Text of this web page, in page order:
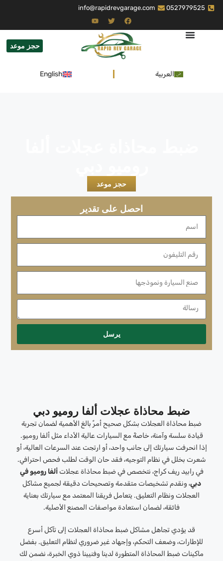
0527979525
info@rapidrevgarage.com
حجز موعد
العربية English
حجز موعد
احصل على تقدير
يرسل
ضبط محاذاة عجلات ألفا روميو دبي
ضبط محاذاة العجلات بشكل صحيح أمرٌ بالغ الأهمية لضمان تجربة
قيادة سلسة وآمنة، خاصةً مع السيارات عالية الأداء مثل ألفا روميو.
إذا انحرفت سيارتك إلى جانب واحد، أو ارتجت عند السرعات العالية، أو
شعرت بخلل في نظام التوجيه، فقد حان الوقت لطلب فحص احترافي.
في رابيد ريف كراج، نتخصص في ضبط محاذاة عجلات ألفا روميو في
دبي، ونقدم تشخيصات متقدمة وتصحيحات دقيقة لجميع مشاكل
العجلات ونظام التعليق. يتعامل فريقنا المعتمد مع سيارتك بعناية
فائقة، لضمان استعادة مواصفات المصنع الأصلية.
قد يؤدي تجاهل مشاكل ضبط محاذاة العجلات إلى تآكل أسرع
للإطارات، وضعف التحكم، وإجهاد غير ضروري لنظام التعليق. بفضل
ماكينات ضبط المحاذاة المتطورة لدينا وفنيينا ذوي الخبرة، نضمن لك